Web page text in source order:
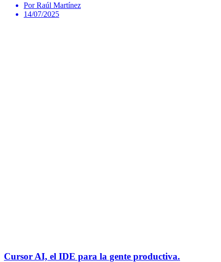
Por Raúl Martínez
14/07/2025
Cursor AI, el IDE para la gente productiva.